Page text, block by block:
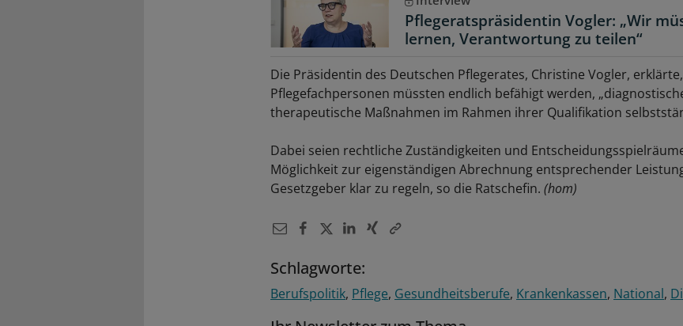
Pflegeratspräsidentin Vogler: „Wir
lernen, Verantwortung zu teilen“
Die Präsidentin des Deutschen Pflegerates, Christine Vogler, erklärte,
Pflegefachpersonen müssten endlich befähigt werden,
therapeutische Maßnahmen im Rahmen ihrer Qualifikation
Dabei seien rechtliche Zuständigkeiten und
Möglichkeit zur eigenständigen Abrechnung entsprechender
Gesetzgeber klar zu regeln, so die Ratschefin. (hom)
Schlagworte:
Berufspolitik Pflege Gesundheitsberufe Krankenkassen National